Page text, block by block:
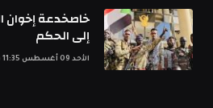
خاصخدعة إخوان
إلى الحكم
الأحد 09 أغسطس 11:35 ص